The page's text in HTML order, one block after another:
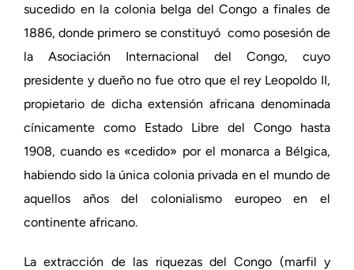
sucedido en la colonia belga del Congo a finales de
1886, donde primero se constituyó como posesión de
la Asociación Internacional del Congo, cuyo
presidente y dueño no fue otro que el rey Leopoldo II,
propietario de dicha extensión africana denominada
cínicamente como Estado Libre del Congo hasta
1908, cuando es «cedido» por el monarca a Bélgica,
habiendo sido la única colonia privada en el mundo de
aquellos años del colonialismo europeo en el
continente africano.
La extracción de las riquezas del Congo (marfil y